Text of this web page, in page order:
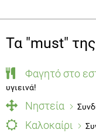
Τα "must"
Φαγητό στο
υγιεινά!
Νηστεία
Καλοκαίρι